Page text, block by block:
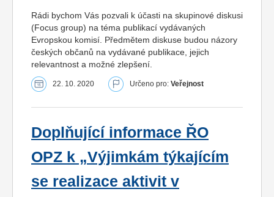
Rádi bychom Vás pozvali k účasti na skupinové diskusi
(Focus group) na téma publikací vydávaných
Evropskou komisí. Předmětem diskuse budou názory
českých občanů na vydávané publikace, jejich
relevantnost a možné zlepšení.
22. 10. 2020 Určeno pro: Veřejnost
Doplňující informace ŘO
OPZ k „Výjimkám týkajícím
se realizace aktivit v